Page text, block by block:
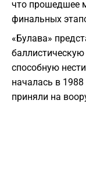
что прошедшее
финальных
«Булава»
способную
началась в 1988
приняли на